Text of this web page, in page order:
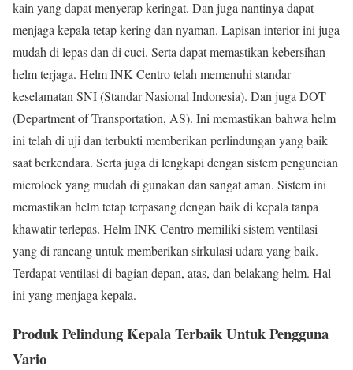
kain yang dapat menyerap keringat. Dan juga nantinya dapat
menjaga kepala tetap kering dan nyaman. Lapisan interior ini juga
mudah di lepas dan di cuci. Serta dapat memastikan kebersihan
helm terjaga. Helm INK Centro telah memenuhi standar
keselamatan SNI (Standar Nasional Indonesia). Dan juga DOT
(Department of Transportation, AS). Ini memastikan bahwa helm
ini telah di uji dan terbukti memberikan perlindungan yang baik
saat berkendara. Serta juga di lengkapi dengan sistem penguncian
microlock yang mudah di gunakan dan sangat aman. Sistem ini
memastikan helm tetap terpasang dengan baik di kepala tanpa
khawatir terlepas. Helm INK Centro memiliki sistem ventilasi
yang di rancang untuk memberikan sirkulasi udara yang baik.
Terdapat ventilasi di bagian depan, atas, dan belakang helm. Hal
ini yang menjaga kepala.
Produk Pelindung Kepala Terbaik Untuk Pengguna
Vario